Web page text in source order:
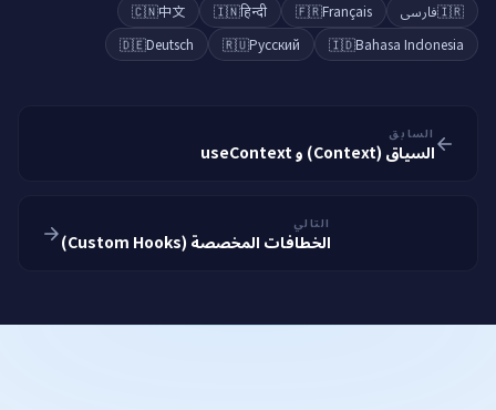
🇮🇷فارسی 🇫🇷Français
🇮🇳हिन्दी
🇨🇳中文
🇮🇩Bahasa Indonesia
🇷🇺Русский
🇩🇪Deutsch
السابق
السياق (Context) و useContext
التالي
الخطافات المخصصة (Custom Hooks)